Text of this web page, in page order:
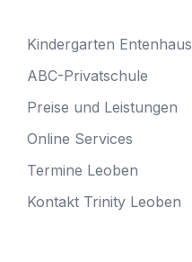
Kindergarten Entenhaus
ABC-Privatschule
Preise und Leistungen
Online Services
Termine Leoben
Kontakt Trinity Leoben